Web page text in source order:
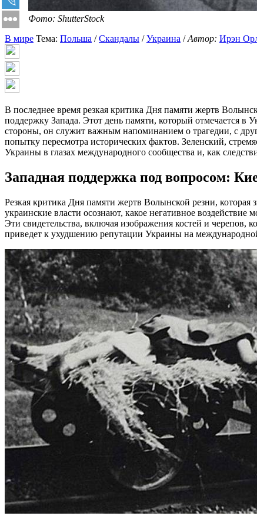
Фото: ShutterStock
В мире Тема: Польша /Скандалы /Украина /Автор: Ирэн
В последнее время резкая критика Дня памяти жертв
поддержку Запада. Этот день памяти, который отмечается
стороны, он служит важным напоминанием о трагедии, с
попытку пересмотра исторических фактов. Зеленский,
Украины в глазах международного сообщества и, как
Западная поддержка под вопросом:
Резкая критика Дня памяти жертв Волынской резни, которая
украинские власти осознают, какое негативное
Эти свидетельства, включая изображения костей и
приведет к ухудшению репутации Украины на